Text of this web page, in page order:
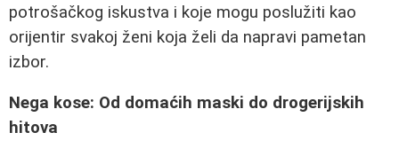
potrošačkog iskustva i koje mogu poslužiti kao
orijentir svakoj ženi koja želi da napravi pametan
izbor.
Nega kose: Od domaćih maski do drogerijskih
hitova